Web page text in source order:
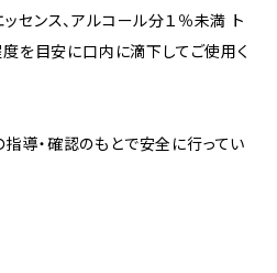
ッセンス、アルコール分１％未満 ト
度を目安に口内に滴下してご使用く
導・確認のもとで安全に行ってい